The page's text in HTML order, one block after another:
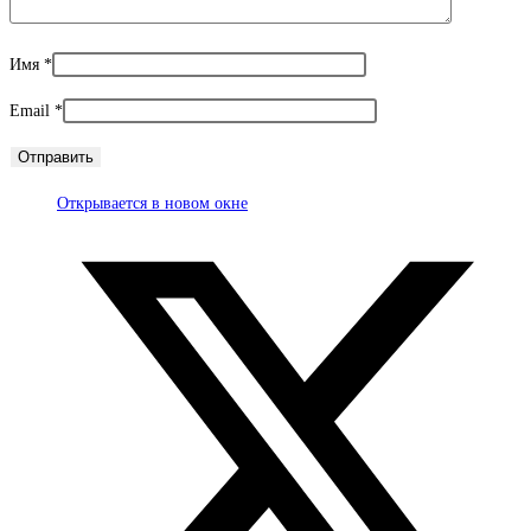
Имя *
Email *
Открывается в новом окне